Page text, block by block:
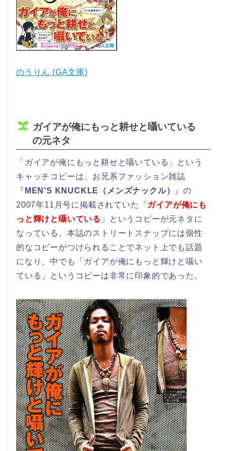
のうりん (GA文庫)
ガイアが俺にもっと耕せと囁いている
の元ネタ
「ガイアが俺にもっと耕せと囁いている」という
キャッチコピーは、お兄系ファッション雑誌
『 MEN’S KNUCKLE（メンズナックル）
』の
2007年11月号に掲載されていた「 ガイアが俺にも
っと輝けと囁いている 」というコピーが元ネタに
なっている。本誌のストリートスナップには個性
的なコピーがつけられることでネット上でも話題
になり、中でも「ガイアが俺にもっと輝けと囁い
ている」というコピーは非常に印象的であった。